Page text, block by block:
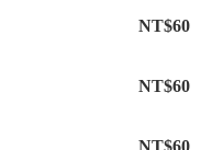
NT$60
NT$60
NT$60